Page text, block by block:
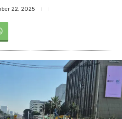
22, 2025